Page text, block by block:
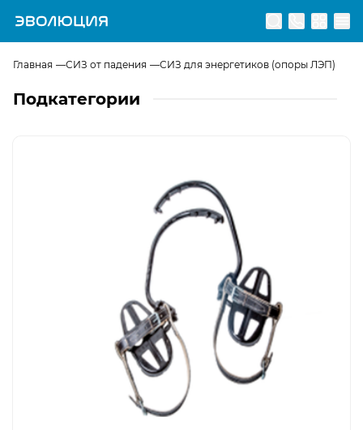
Перейти на главную страницу
Главная СИЗ от падения СИЗ для энергетиков (опоры ЛЭП)
Подкатегории
Открыть изображение